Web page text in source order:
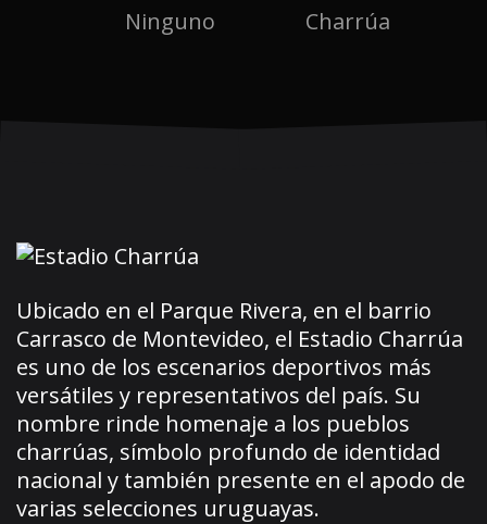
Ninguno Charrúa
Ubicado en el Parque Rivera, en el barrio
Carrasco de Montevideo, el Estadio Charrúa
es uno de los escenarios deportivos más
versátiles y representativos del país. Su
nombre rinde homenaje a los pueblos
charrúas, símbolo profundo de identidad
nacional y también presente en el apodo de
varias selecciones uruguayas.